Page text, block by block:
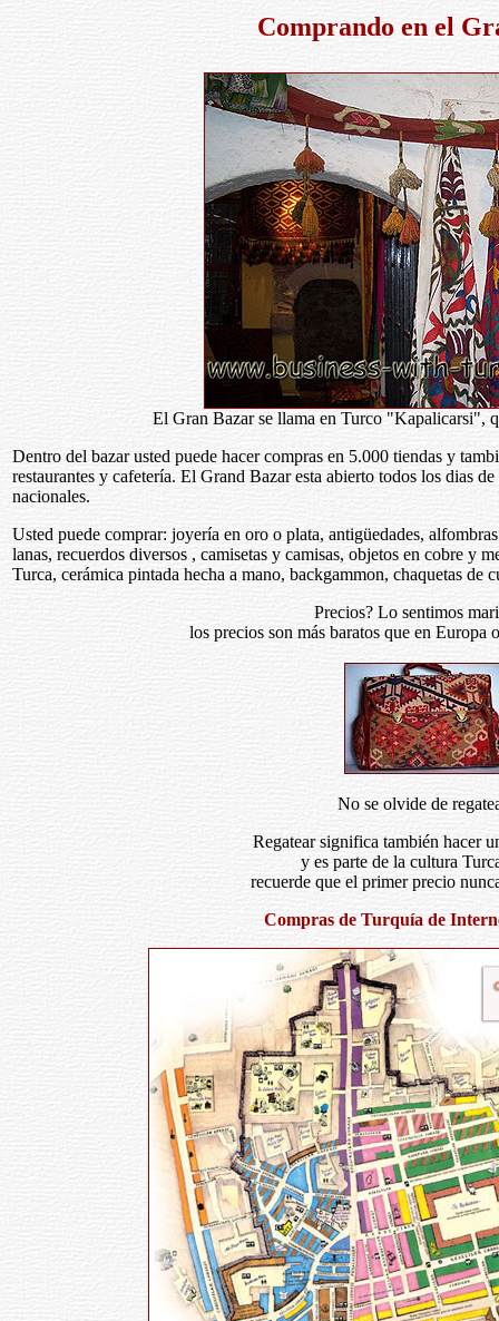
Comprando en el
El Gran Bazar se llama en Turco "Kapalicarsi",
Dentro del bazar usted puede hacer compras en 5.000 tiendas y
restaurantes y cafetería. El Grand Bazar esta abierto todos los dias
nacionales.
Usted puede comprar: joyería en oro o plata, antigüedades,
lanas, recuerdos diversos , camisetas y camisas, objetos en cobre y
Turca, cerámica pintada hecha a mano, backgammon, chaquetas de
Precios? Lo sentimos
los precios son más baratos que en Europa
No se olvide de
Regatear significa también hacer
y es parte de la cultura
recuerde que el primer precio
Compras de Turquía de